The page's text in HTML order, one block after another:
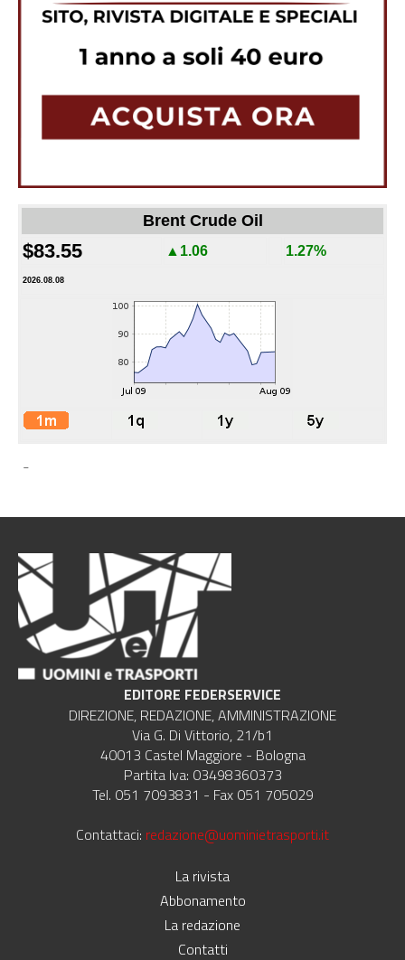
Brent Crude Oil
$83.55 ▲1.06 1.27%
2026.08.08
-
EDITORE FEDERSERVICE
DIREZIONE, REDAZIONE, AMMINISTRAZIONE
Via G. Di Vittorio, 21/b1
40013 Castel Maggiore - Bologna
Partita Iva: 03498360373
Tel. 051 7093831 - Fax 051 705029
Contattaci: redazione@uominietrasporti.it
La rivista
Abbonamento
La redazione
Contatti